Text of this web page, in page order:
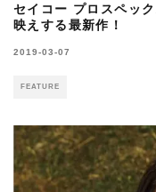
セイコー プロスペッ
映えする最新作！
2019-03-07
FEATURE